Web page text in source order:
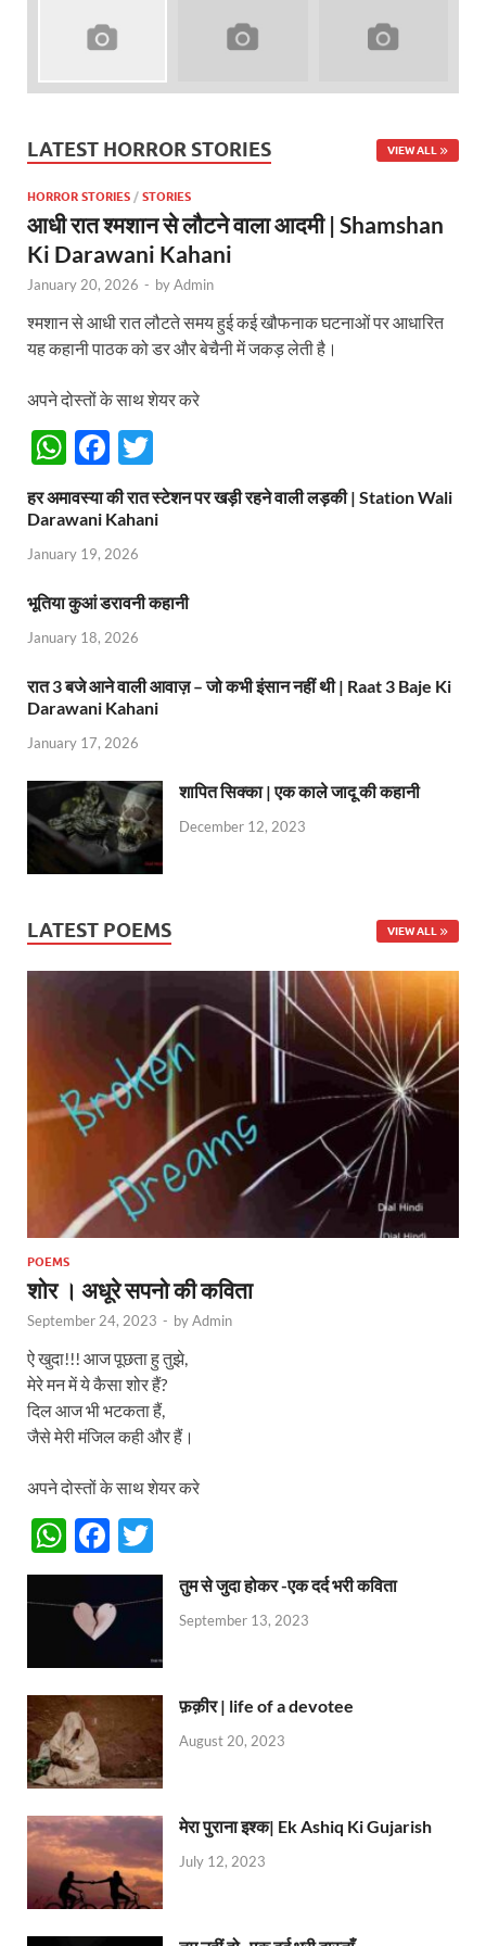
LATEST HORROR STORIES VIEW ALL
HORROR STORIES / STORIES
आधी रात श्मशान से लौटने वाला आदमी | Shamshan
Ki Darawani Kahani
January 20, 2026 - byAdmin
श्मशान से आधी रात लौटते समय हुई कई खौफनाक घटनाओं पर आधारित
यह कहानी पाठक को डर और बेचैनी में जकड़ लेती है।
अपने दोस्तों के साथ शेयर करे
W
h
at
s
A
p
p
F
ac
e
b
o
o
k
w
itt
हर अमावस्या की रात स्टेशन पर खड़ी रहने वाली लड़की | Station Wali
Darawani Kahani
January 19, 2026
भूतिया कुआं डरावनी कहानी
January 18, 2026
रात 3 बजे आने वाली आवाज़ – जो कभी इंसान नहीं थी | Raat 3 Baje Ki
Darawani Kahani
January 17, 2026
शापित सिक्का | एक काले जादू की कहानी
December 12, 2023
LATEST POEMS VIEW ALL
POEMS
शोर । अधूरे सपनो की कविता
September 24, 2023 - byAdmin
ऐ खुदा!!! आज पूछता हु तुझे,
मेरे मन में ये कैसा शोर हैं?
दिल आज भी भटकता हैं,
जैसे मेरी मंजिल कही और हैं।
अपने दोस्तों के साथ शेयर करे
W
h
at
s
A
p
p
F
ac
e
b
o
o
k
w
itt
er
तुम से जुदा होकर -एक दर्द भरी कविता
September 13, 2023
फ़क़ीर | life of a devotee
August 20, 2023
मेरा पुराना इश्क| Ek Ashiq Ki Gujarish
July 12, 2023